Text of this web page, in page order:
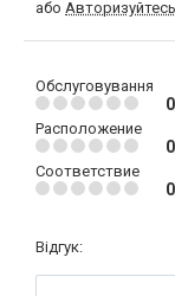
або Авторизуйтесь
Обслуговування
Расположение
Соответствие
Відгук: